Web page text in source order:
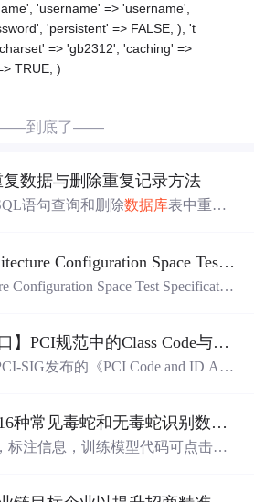
'username' => 'username',
'persistent' => FALSE, ), 't
=> 'gb2312', 'caching' =>
TRUE, )
到底了——
数据与删除重复记录方法
语句查询和删除数据库表中重复
PCI Express Architecture Configuration Space Test Specification Revision 5.0, Version 1.0 (CB).pdf
Configuration Space Test Specificatio
【计算机硬件接口】PCI规范中的Class Code与Capability ID分配：设备功能分类及扩展能力标识系统设计
SIG发布的《PCI Code and ID Assi
带标注的东南亚16种常见毒蛇和无毒蛇识别数据集， 识别率73.4%，7593张图，支持yolo
标注信息，训练模型代码可点击查